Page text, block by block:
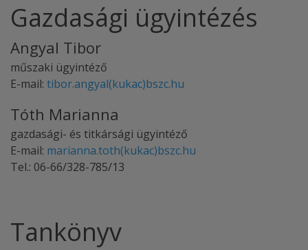
Gazdasági ügyintézés
Angyal Tibor
műszaki ügyintéző
E-mail: tibor.angyal(kukac)bszc.hu
Tóth Marianna
gazdasági- és titkársági ügyintéző
E-mail: marianna.toth(kukac)bszc.hu
Tel.: 06-66/328-785/13
Tankönyv